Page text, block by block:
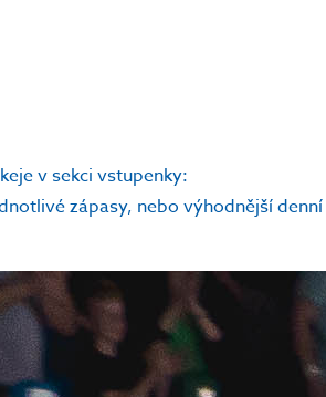
v sekci vstupenky:
zápasy, nebo výhodnější denní